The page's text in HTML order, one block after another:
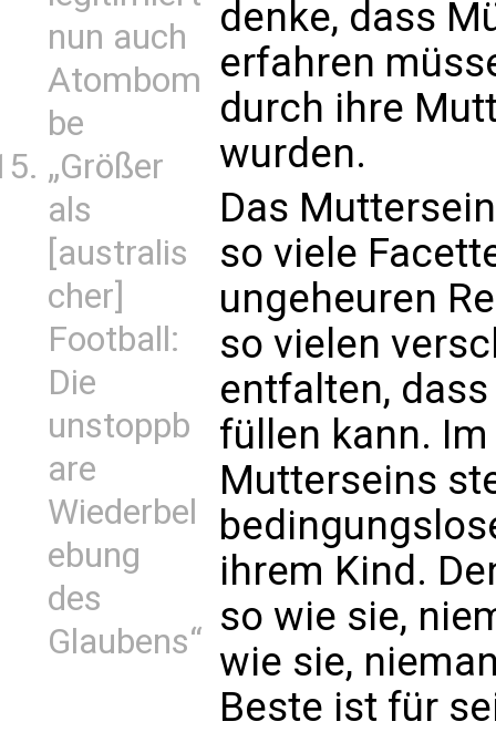
nun auch
Atombom
be
„Größer
als
[australis
cher]
Football:
Die
unstoppb
are
Wiederbel
ebung
des
Glaubens“
denke, dass
erfahren
durch ihre
wurden.
Das
so viele
ungeheuren
so vielen
entfalten,
füllen kann.
Mutterseins
ihrem Kind.
so wie sie,
wie sie,
Beste ist für